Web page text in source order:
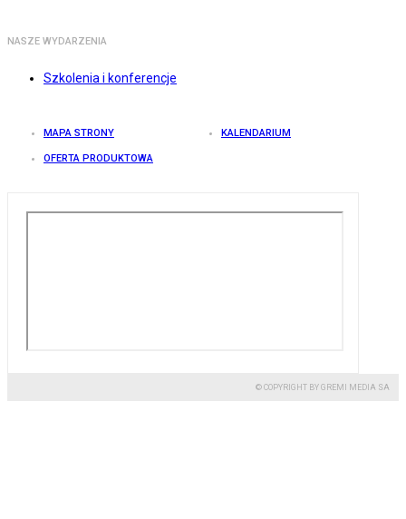
NASZE WYDARZENIA
Szkolenia i konferencje
MAPA STRONY KALENDARIUM
OFERTA PRODUKTOWA
© COPYRIGHT BY GREMI MEDIA SA